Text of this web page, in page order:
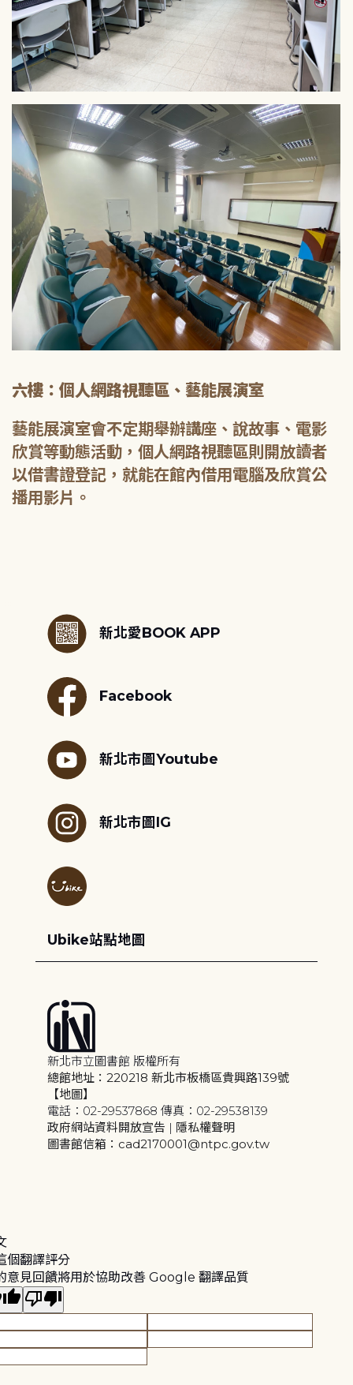
六樓：個人網路視聽區、藝能展演室
藝能展演室會不定期舉辦講座、說故事、電影
欣賞等動態活動，個人網路視聽區則開放讀者
以借書證登記，就能在館內借用電腦及欣賞公
播用影片。
新北愛BOOK APP
Facebook
新北市圖Youtube
新北市圖IG
Ubike站點地圖
新北市立圖書館 版權所有
總館地址：220218 新北市板橋區貴興路139號
【地圖】
電話：02-29537868 傳真：02-29538139
政府網站資料開放宣告 | 隱私權聲明
圖書館信箱：cad2170001@ntpc.gov.tw
個翻譯評分
意見回饋將用於協助改善 Google 翻譯品質